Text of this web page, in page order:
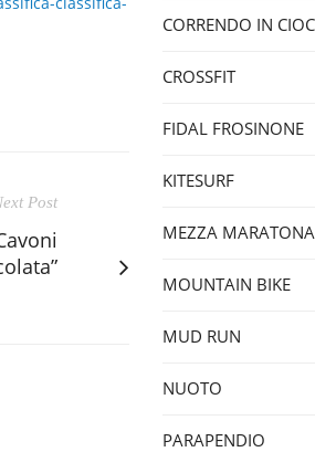
Post
CORRENDO IN
CROSSFIT
FIDAL FROSINONE
KITESURF
MEZZA MARATONA
MOUNTAIN BIKE
MUD RUN
NUOTO
PARAPENDIO